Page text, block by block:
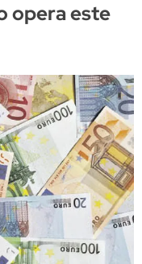
opera este